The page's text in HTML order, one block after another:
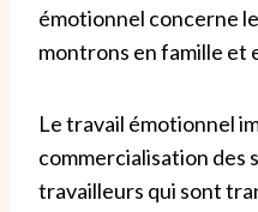
émotionnel concerne
montrons en famille et
Le travail émotionnel
commercialisation des
travailleurs qui sont